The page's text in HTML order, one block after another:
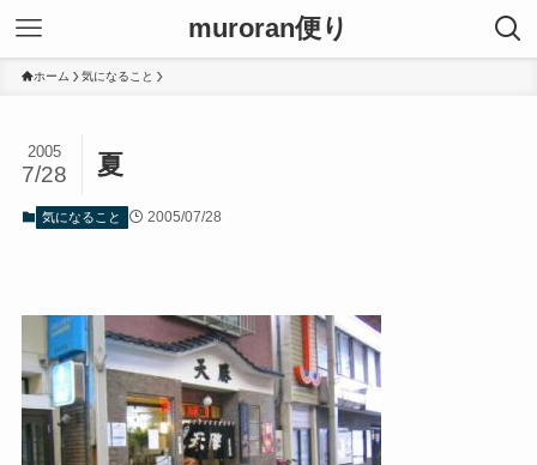
muroran便り
ホーム 気になること
夏
2005
7/28
気になること 2005/07/28